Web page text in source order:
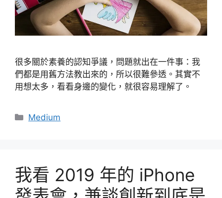
很多關於素養的認知爭議，問題就出在一件事：我
們都是用舊方法教出來的，所以很難參透。其實不
用想太多，看看身邊的變化，就很容易理解了。
分
Medium
我看 2019 年的 iPhone